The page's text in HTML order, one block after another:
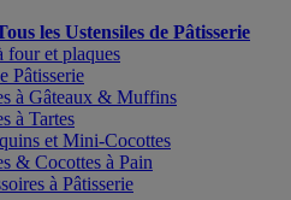
les Ustensiles de Pâtisserie
four et plaques
Pâtisserie
à Gâteaux & Muffins
à Tartes
et Mini-Cocottes
& Cocottes à Pain
à Pâtisserie